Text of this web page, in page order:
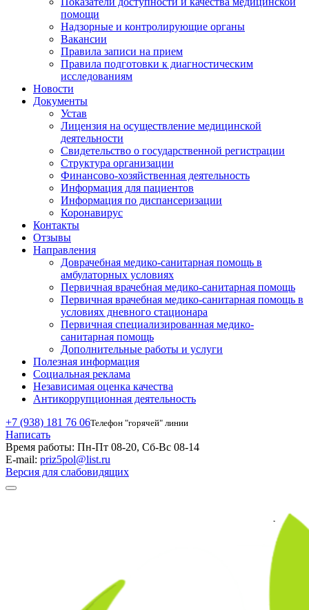
помощи
Надзорные и контролирующие органы
Вакансии
Правила записи на прием
Правила подготовки к диагностическим
исследованиям
Новости
Документы
Устав
Лицензия на осуществление медицинской
деятельности
Свидетельство о государственной регистрации
Структура организации
Финансово-хозяйственная деятельность
Информация для пациентов
Информация по диспансеризации
Коронавирус
Контакты
Отзывы
Направления
Доврачебная медико-санитарная помощь в
амбулаторных условиях
Первичная врачебная медико-санитарная помощь
Первичная врачебная медико-санитарная помощь в
условиях дневного стационара
Первичная специализированная медико-
санитарная помощь
Дополнительные работы и услуги
Полезная информация
Социальная реклама
Независимая оценка качества
Антикоррупционная деятельность
+7 (938) 181 76 06Телефон "горячей" линии
Написать
Время работы: Пн-Пт 08-20, Сб-Вс 08-14
E-mail: priz5pol@list.ru
Версия для слабовидящих